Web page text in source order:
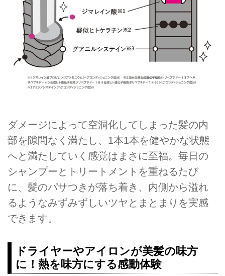
ダメージによって空洞化してしまった髪の内
部を隙間なく満たし、1本1本を健やかな状態
へと満たしていく感覚はまさに至福。毎日の
シャンプーとトリートメントを重ねるたび
に、髪のパサつきが落ち着き、内側から溢れ
るようなみずみずしいツヤとまとまりを実感
できます。
ドライヤーやアイロンが美髪の味方
に！熱を味方にする感動体験